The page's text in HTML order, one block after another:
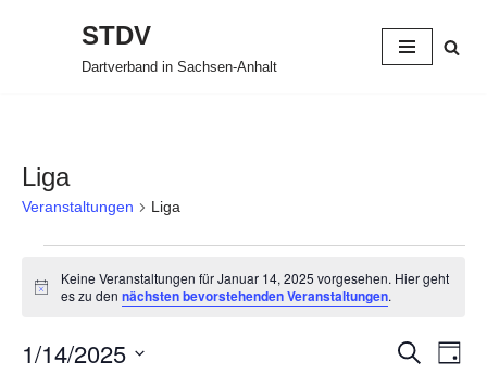
STDV
Dartverband in Sachsen-Anhalt
Liga
Veranstaltungen Liga
Hinweis
Keine Veranstaltungen für Januar 14, 2025 vorgesehen. Hier geht
es zu den nächsten bevorstehenden Veranstaltungen.
Suche
Tag
1/14/2025